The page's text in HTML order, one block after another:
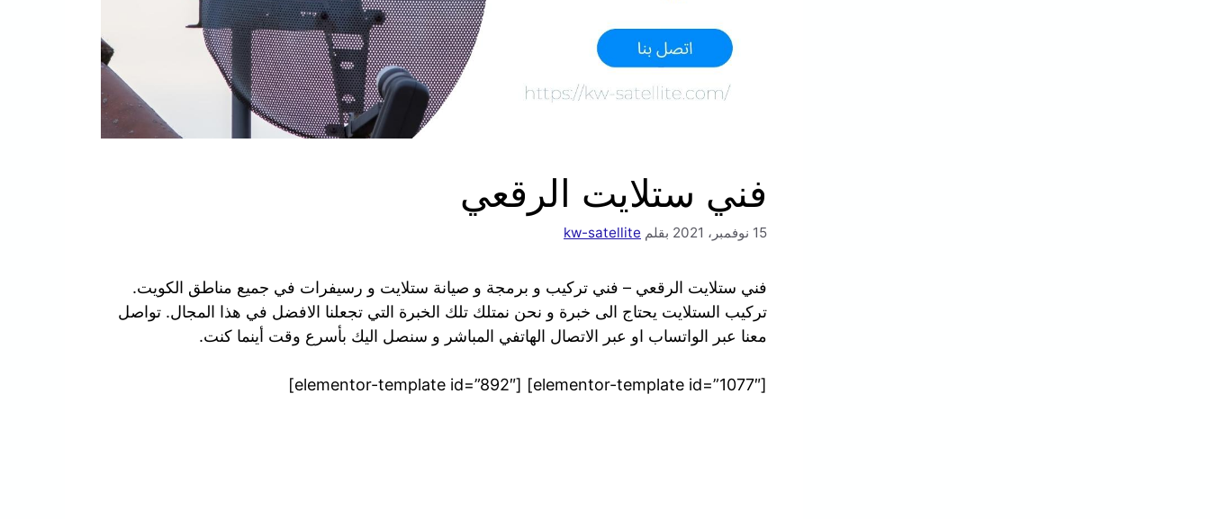
فني ستلايت الرقعي
15 نوفمبر، 2021 بقلم kw-satellite
فني ستلايت الرقعي – فني تركيب و برمجة و صيانة ستلايت و رسيفرات في جميع مناطق الكويت.
تركيب الستلايت يحتاج الى خبرة و نحن نمتلك تلك الخبرة التي تجعلنا الافضل في هذا المجال. تواصل
معنا عبر الواتساب او عبر الاتصال الهاتفي المباشر و سنصل اليك بأسرع وقت أينما كنت.
[elementor-template id=”1077″] [elementor-template id=”892″]